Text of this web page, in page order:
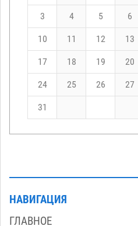
3 4 5 6
10 11 12 13
17 18 19 20
24 25 26 27
31
НАВИГАЦИЯ
ГЛАВНОЕ